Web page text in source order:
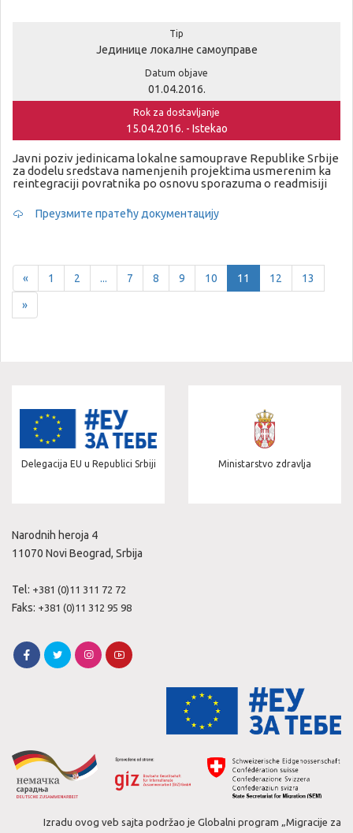
Tip
Јединице локалне самоуправе
Datum objave
01.04.2016.
Rok za dostavljanje
15.04.2016. - Istekao
Javni poziv jedinicama lokalne samouprave Republike Srbije
za dodelu sredstava namenjenih projektima usmerenim ka
reintegraciji povratnika po osnovu sporazuma o readmisiji
Преузмите пратећу документацију
«Previous
1 2 ... 7 8 9 10 11 12 13
»Next
Ministarstvo zdravlja Grad Beograd
Narodnih heroja 4
11070 Novi Beograd, Srbija
Tel: +381 (0)11 311 72 72
Faks: +381 (0)11 312 95 98
Izradu ovog veb sajta podržao je Globalni program „Migracije za